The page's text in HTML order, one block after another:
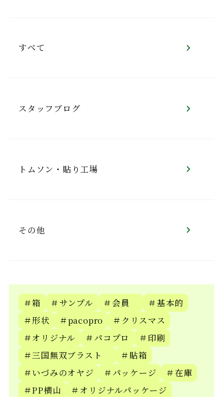
すべて
スタッフブログ
トムソン・貼り工場
その他
＃箱 ＃サンプル ＃会員
＃基本的
＃形状
＃pacopro
＃クリスマス
＃オリジナル
＃パコプロ
＃印刷
＃三国無双ブラスト
＃貼箱
＃いづみのオヤジ
＃パッケージ
＃在庫
＃PP横山
＃オリジナルパッケージ